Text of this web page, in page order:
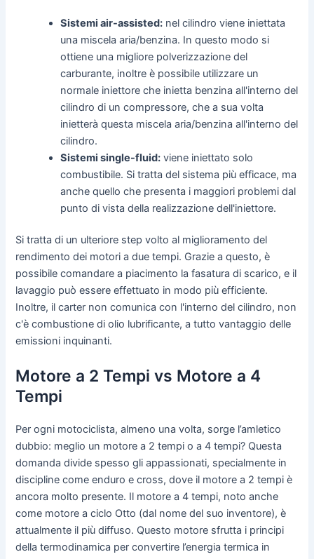
Sistemi air-assisted: nel cilindro viene iniettata
una miscela aria/benzina. In questo modo si
ottiene una migliore polverizzazione del
carburante, inoltre è possibile utilizzare un
normale iniettore che inietta benzina all'interno del
cilindro di un compressore, che a sua volta
inietterà questa miscela aria/benzina all'interno del
cilindro.
Sistemi single-fluid: viene iniettato solo
combustibile. Si tratta del sistema più efficace, ma
anche quello che presenta i maggiori problemi dal
punto di vista della realizzazione dell'iniettore.
Si tratta di un ulteriore step volto al miglioramento del
rendimento dei motori a due tempi. Grazie a questo, è
possibile comandare a piacimento la fasatura di scarico, e il
lavaggio può essere effettuato in modo più efficiente.
Inoltre, il carter non comunica con l'interno del cilindro, non
c'è combustione di olio lubrificante, a tutto vantaggio delle
emissioni inquinanti.
Motore a 2 Tempi vs Motore a 4
Tempi
Per ogni motociclista, almeno una volta, sorge l’amletico
dubbio: meglio un motore a 2 tempi o a 4 tempi? Questa
domanda divide spesso gli appassionati, specialmente in
discipline come enduro e cross, dove il motore a 2 tempi è
ancora molto presente. Il motore a 4 tempi, noto anche
come motore a ciclo Otto (dal nome del suo inventore), è
attualmente il più diffuso. Questo motore sfrutta i principi
della termodinamica per convertire l’energia termica in